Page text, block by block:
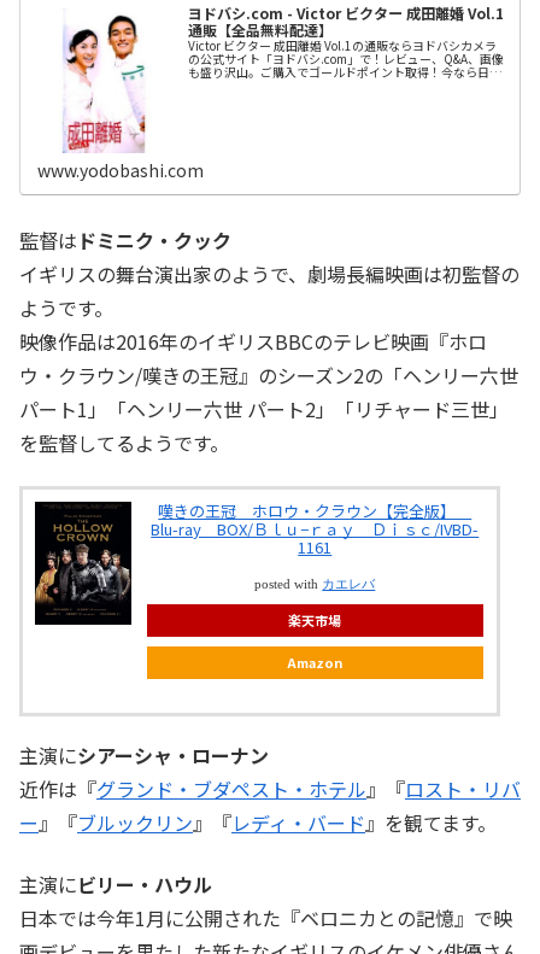
ヨドバシ.com - Victor ビクター 成田離婚 Vol.1
通販【全品無料配達】
Victor ビクター 成田離婚 Vol.1の通販ならヨドバシカメラ
の公式サイト「ヨドバシ.com」で！レビュー、Q&A、画像
も盛り沢山。ご購入でゴールドポイント取得！今なら日本
全国へ全品配達料金無料、即日・翌日お届け実施中。
www.yodobashi.com
監督は ドミニク・クック
イギリスの舞台演出家のようで、劇場長編映画は初監督の
ようです。
映像作品は2016年のイギリスBBCのテレビ映画『ホロ
ウ・クラウン/嘆きの王冠』のシーズン2の「ヘンリー六世
パート1」「ヘンリー六世 パート2」「リチャード三世」
を監督してるようです。
嘆きの王冠 ホロウ・クラウン【完全版】
Blu-ray BOX/Ｂｌｕ−ｒａｙ Ｄｉｓｃ/IVBD-
1161
posted with カエレバ
楽天市場
Amazon
主演にシアーシャ・ローナン
近作は『グランド・ブダペスト・ホテル』『ロスト・リバ
ー』『ブルックリン』『レディ・バード』を観てます。
主演にビリー・ハウル
日本では今年1月に公開された『ベロニカとの記憶』で映